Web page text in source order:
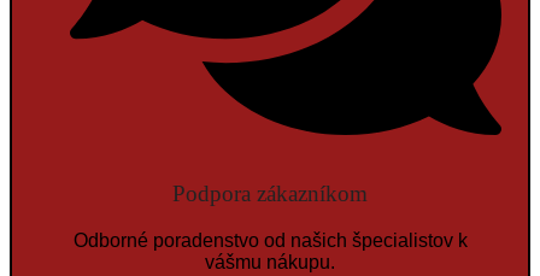
Podpora zákazníkom
Odborné poradenstvo od našich špecialistov k
vášmu nákupu.